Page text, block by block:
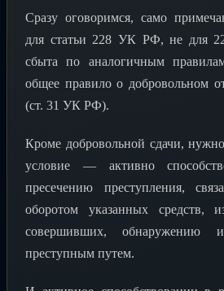
Сразу оговоримся, само
для статьи 228 УК РФ, не для
сбыта по аналогичным
общее правило о добровольном
(ст. 31 УК РФ).
Кроме добровольной сдачи,
условие — активно
пресечению преступления,
оборотом указанных средств,
совершивших, обнаружению
преступным путем.